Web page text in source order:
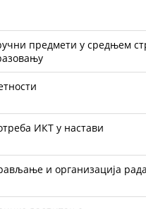
ИКТ у настави
и организација рада